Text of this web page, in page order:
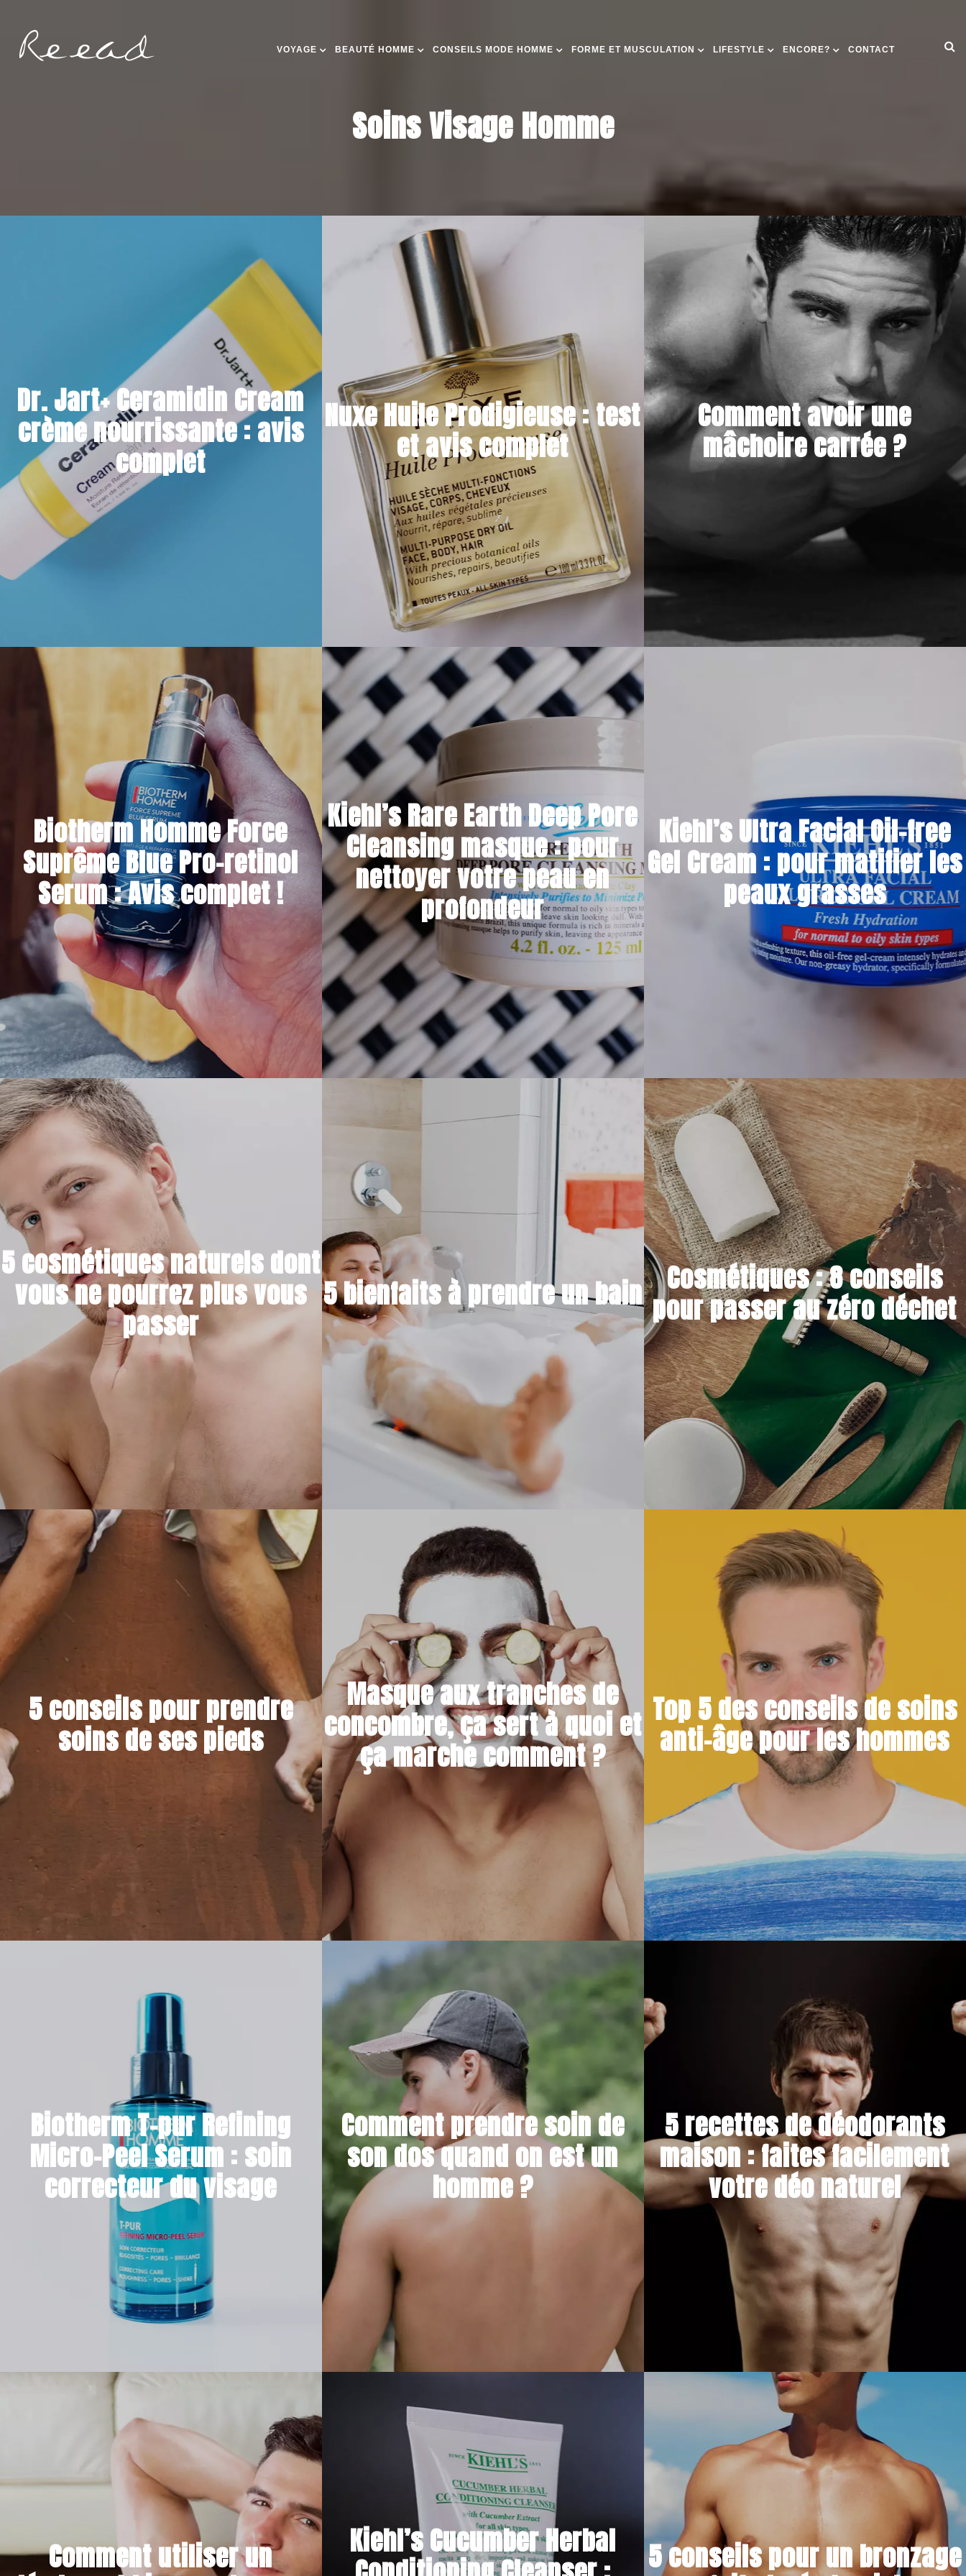
VOYAGE BEAUTÉ HOMME CONSEILS MODE HOMME FORME ET MUSCULATION LIFESTYLE ENCORE? CONTACT
Soins Visage Homme
Dr. Jart+ Ceramidin Cream
crème nourrissante : avis
complet
Nuxe Huile Prodigieuse : test
et avis complet
2 FÉVRIER 2023
Comment avoir une
mâchoire carrée ?
Biotherm Homme Force
Suprême Blue Pro-retinol
Serum : Avis complet !
9 OCTOBRE 2022
Kiehl’s Rare Earth Deep Pore
Cleansing masque : pour
nettoyer votre peau en
profondeur
Kiehl’s Ultra Facial Oil-free
Gel Cream : pour matifier les
peaux grasses
2 JUILLET 2022
5 cosmétiques naturels dont
vous ne pourrez plus vous
passer
21 MARS 2022
5 bienfaits à prendre un bain
7 MARS 2022
Cosmétiques : 8 conseils
pour passer au zéro déchet
5 conseils pour prendre
soins de ses pieds
Masque aux tranches de
concombre, ça sert à quoi et
ça marche comment ?
Top 5 des conseils de soins
anti-âge pour les hommes
Biotherm T-pur Refining
Micro-Peel Serum : soin
correcteur du visage
Comment prendre soin de
son dos quand on est un
homme ?
5 recettes de déodorants
maison : faites facilement
votre déo naturel
18 SEPTEMBRE 2021
Comment utiliser un Kiehl’s Cucumber Herbal 5 conseils pour un bronzage